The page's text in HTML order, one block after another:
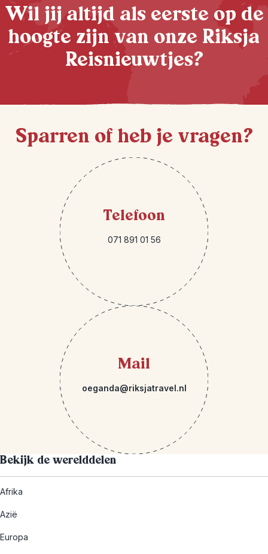
Wil jij altijd als eerste op de
hoogte zijn van onze Riksja
Reisnieuwtjes?
Sparren of heb je vragen?
Telefoon
071 891 01 56
Mail
oeganda@riksjatravel.nl
Bekijk de werelddelen
Afrika
Azië
Europa